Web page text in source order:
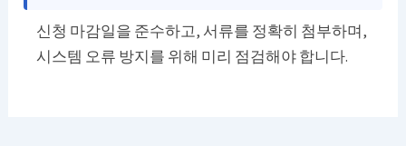
신청 마감일을 준수하고, 서류를 정확히 첨부하며,
시스템 오류 방지를 위해 미리 점검해야 합니다.